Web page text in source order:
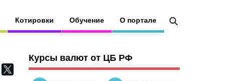
Котировки Обучение О портале
Курсы валют от ЦБ РФ